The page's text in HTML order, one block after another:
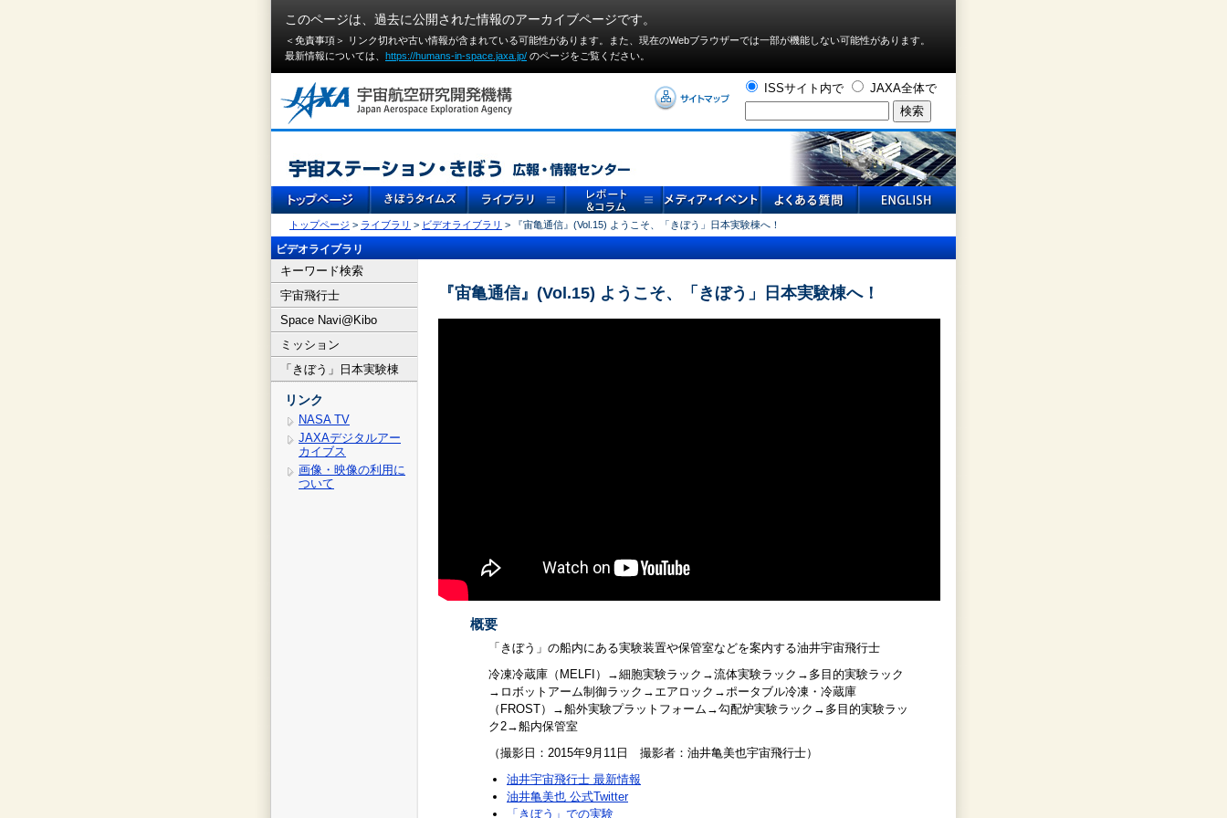
このページは、過去に公開された情報のアーカイブページです。
＜免責事項＞ リンク切れや古い情報が含まれている可能性があります。また、現在のWebブラウザーでは⼀部が機能しない可能性があります。
最新情報については、 https://humans-in-space.jaxa.jp/ のページをご覧ください。
ISSサイト内で JAXA全体で
トップページ > ライブラリ > ビデオライブラリ > 『宙亀通信』(Vol.15) ようこそ、「きぼう」日本実験棟へ！
ビデオライブラリ
キーワード検索
宇宙飛行士
Space Navi@Kibo
ミッション
「きぼう」日本実験棟
リンク
NASA TV
JAXAデジタルアー
カイブス
画像・映像の利用に
ついて
『宙亀通信』(Vol.15) ようこそ、「きぼう」日本実験棟へ！
概要
「きぼう」の船内にある実験装置や保管室などを案内する油井宇宙飛行士
冷凍冷蔵庫（MELFI）→細胞実験ラック→流体実験ラック→多目的実験ラック
→ロボットアーム制御ラック→エアロック→ポータブル冷凍・冷蔵庫
（FROST）→船外実験プラットフォーム→勾配炉実験ラック→多目的実験ラッ
ク2→船内保管室
（撮影日：2015年9月11日 撮影者：油井亀美也宇宙飛行士）
油井宇宙飛行士 最新情報
油井亀美也 公式Twitter
「きぼう」での実験